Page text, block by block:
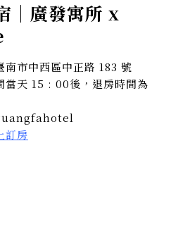
｜廣發寓所 x
南市中西區中正路 183 號
當天 15 : 00後，退房時間為
訂房